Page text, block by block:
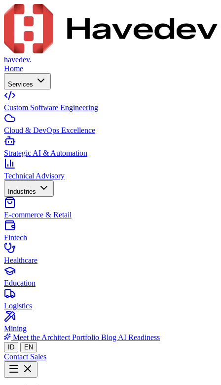
havedev.
Home
Services
Custom Software Engineering
Cloud & DevOps Excellence
Strategic AI & Automation
Technical Advisory
Industries
E-commerce & Retail
Fintech
Healthcare
Education
Logistics
Mining
Meet the Architect Portfolio Blog AI Readiness
ID EN
Contact Sales